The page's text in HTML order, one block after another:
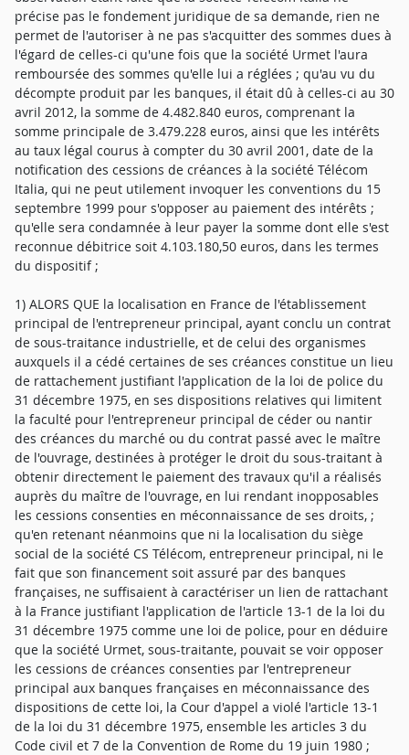
1) ALORS QUE la localisation en France de l'établissement
principal de l'entrepreneur principal, ayant conclu un contrat
de sous-traitance industrielle, et de celui des organismes
auxquels il a cédé certaines de ses créances constitue un lieu
de rattachement justifiant l'application de la loi de police du
31 décembre 1975, en ses dispositions relatives qui limitent
la faculté pour l'entrepreneur principal de céder ou nantir
des créances du marché ou du contrat passé avec le maître
de l'ouvrage, destinées à protéger le droit du sous-traitant à
obtenir directement le paiement des travaux qu'il a réalisés
auprès du maître de l'ouvrage, en lui rendant inopposables
les cessions consenties en méconnaissance de ses droits, ;
qu'en retenant néanmoins que ni la localisation du siège
social de la société CS Télécom, entrepreneur principal, ni le
fait que son financement soit assuré par des banques
françaises, ne suffisaient à caractériser un lien de rattachant
à la France justifiant l'application de l'article 13-1 de la loi du
31 décembre 1975 comme une loi de police, pour en déduire
que la société Urmet, sous-traitante, pouvait se voir opposer
les cessions de créances consenties par l'entrepreneur
principal aux banques françaises en méconnaissance des
dispositions de cette loi, la Cour d'appel a violé l'article 13-1
de la loi du 31 décembre 1975, ensemble les articles 3 du
Code civil et 7 de la Convention de Rome du 19 juin 1980 ;